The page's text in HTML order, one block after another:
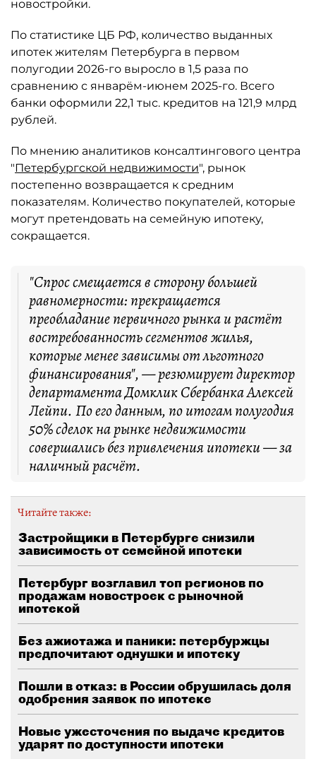
новостройки.
По статистике ЦБ РФ, количество выданных
ипотек жителям Петербурга в первом
полугодии 2026-го выросло в 1,5 раза по
сравнению с январём-июнем 2025-го. Всего
банки оформили 22,1 тыс. кредитов на 121,9 млрд
рублей.
По мнению аналитиков консалтингового центра
"Петербургской недвижимости", рынок
постепенно возвращается к средним
показателям. Количество покупателей, которые
могут претендовать на семейную ипотеку,
сокращается.
"Спрос смещается в сторону большей
равномерности: прекращается
преобладание первичного рынка и растёт
востребованность сегментов жилья,
которые менее зависимы от льготного
финансирования", — резюмирует директор
департамента Домклик Сбербанка Алексей
Лейпи. По его данным, по итогам полугодия
50% сделок на рынке недвижимости
совершались без привлечения ипотеки — за
наличный расчёт.
Читайте также:
Застройщики в Петербурге снизили
зависимость от семейной ипотеки
Петербург возглавил топ регионов по
продажам новостроек с рыночной
ипотекой
Без ажиотажа и паники: петербуржцы
предпочитают однушки и ипотеку
Пошли в отказ: в России обрушилась доля
одобрения заявок по ипотеке
Новые ужесточения по выдаче кредитов
ударят по доступности ипотеки